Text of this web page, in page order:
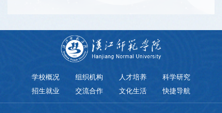
学校概况 组织机构 人才培养
科学研究
招生就业
交流合作 文化生活 快捷导航